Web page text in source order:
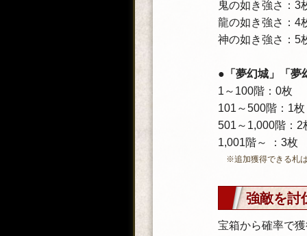
鬼の如き強さ：3
龍の如き強さ：4
神の如き強さ：5
●「夢幻城」「夢
1～100階：0枚
101～500階：1枚
501～1,000階：2
1,001階～ ：3枚
※追加獲得できる札
強敵を討
宝箱から確率で